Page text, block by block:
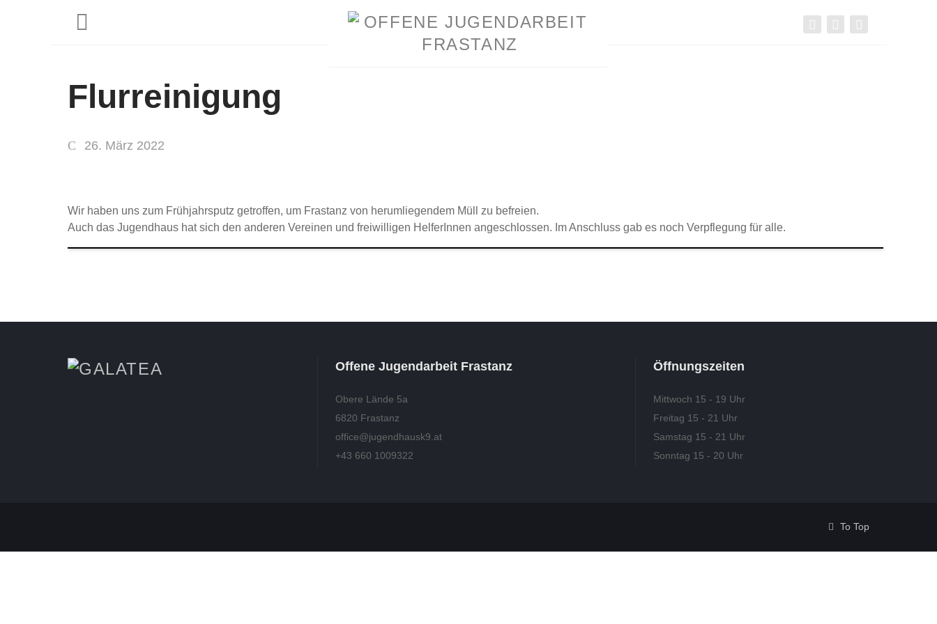
Flurreinigung
26. März 2022
Wir haben uns zum Frühjahrsputz getroffen, um Frastanz von herumliegendem Müll zu befreien.
Auch das Jugendhaus hat sich den anderen Vereinen und freiwilligen HelferInnen angeschlossen. Im Anschluss gab es noch Verpflegung für alle.
Offene Jugendarbeit Frastanz
Obere Lände 5a
6820 Frastanz
office@jugendhausk9.at
+43 660 1009322
Öffnungszeiten
Mittwoch 15 - 19 Uhr
Freitag 15 - 21 Uhr
Samstag 15 - 21 Uhr
Sonntag 15 - 20 Uhr
To Top